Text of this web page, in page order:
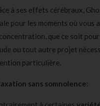
à ses effets cérébraux,
pour les moments où vous
que ce soit
ou tout autre projet
particulière.
sans somnolence: